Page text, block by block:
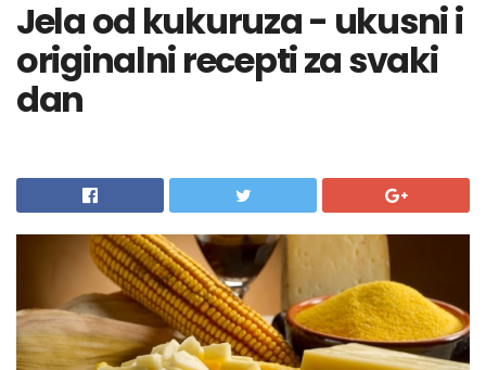
Jela od kukuruza - ukusni i
originalni recepti za svaki
dan